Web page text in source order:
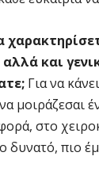
και
Για να
μοιράζεσαι
στο
δυνατό, πιο